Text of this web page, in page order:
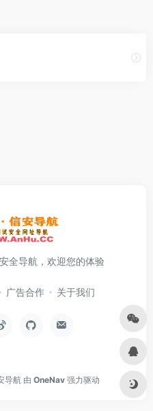
全导航，欢迎您的体验
广告合作 关于我们
导航由 OneNav 强力驱动